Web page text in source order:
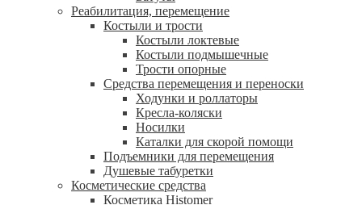
Реабилитация, перемещение
Костыли и трости
Костыли локтевые
Костыли подмышечные
Трости опорные
Средства перемещения и переноски
Ходунки и роллаторы
Кресла-коляски
Носилки
Каталки для скорой помощи
Подъемники для перемещения
Душевые табуретки
Косметические средства
Косметика Histomer